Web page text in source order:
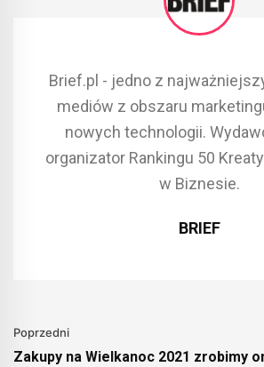
Brief.pl - jedno z
mediów z obszaru
nowych technologii.
organizator Rankingu 50
w Biznesie.
BRIEF
Poprzedni
Zakupy na Wielkanoc 2021 zrobimy